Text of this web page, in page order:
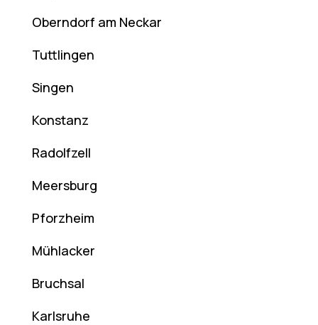
Oberndorf am Neckar
Tuttlingen
Singen
Konstanz
Radolfzell
Meersburg
Pforzheim
Mühlacker
Bruchsal
Karlsruhe